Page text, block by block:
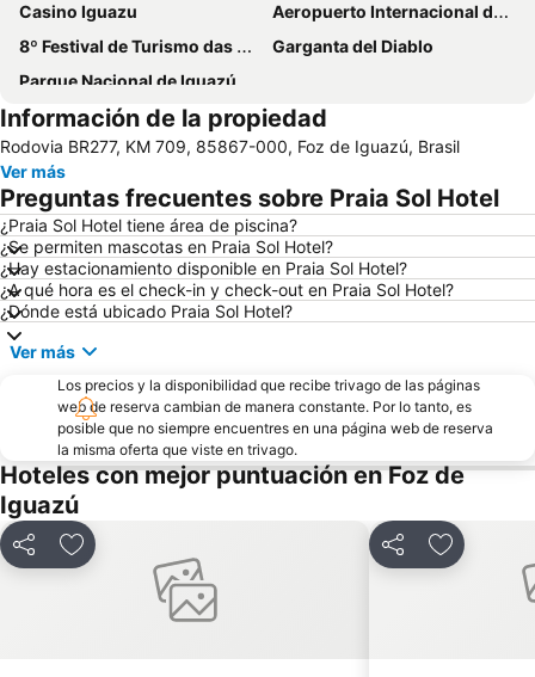
Casino Iguazu
Aeropuerto Internacional de Puerto Iguazu
8º Festival de Turismo das Cataratas do Iguaçu
Garganta del Diablo
Parque Nacional de Iguazú
Información de la propiedad
Rodovia BR277, KM 709, 85867-000, Foz de Iguazú, Brasil
Ver más
Preguntas frecuentes sobre Praia Sol Hotel
¿Praia Sol Hotel tiene área de piscina?
¿Se permiten mascotas en Praia Sol Hotel?
¿Hay estacionamiento disponible en Praia Sol Hotel?
¿A qué hora es el check-in y check-out en Praia Sol Hotel?
¿Dónde está ubicado Praia Sol Hotel?
Ver más
Los precios y la disponibilidad que recibe trivago de las páginas
web de reserva cambian de manera constante. Por lo tanto, es
posible que no siempre encuentres en una página web de reserva
la misma oferta que viste en trivago.
Hoteles con mejor puntuación en Foz de
Iguazú
CompartirAgregar a favoritos CompartirAgregar